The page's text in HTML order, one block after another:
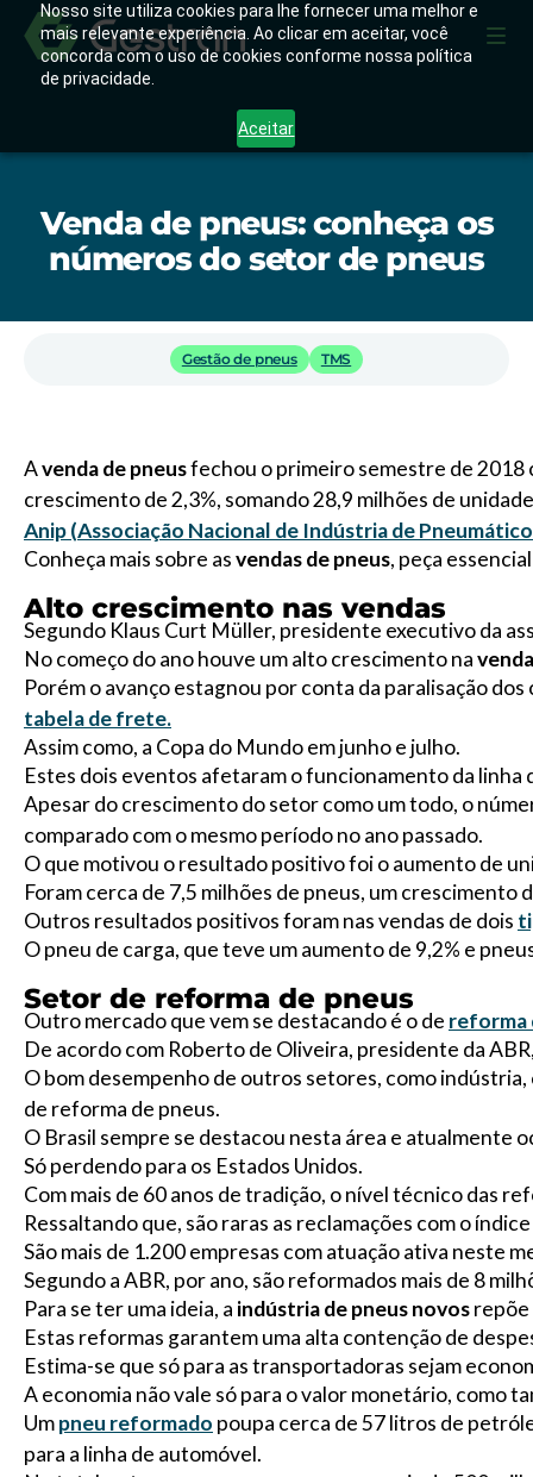
Nosso site utiliza cookies para lhe fornecer uma melhor e
mais relevante experiência. Ao clicar em aceitar, você
concorda com o uso de cookies conforme nossa política
de privacidade.
Aceitar
Venda de pneus: conheça os
números do setor de pneus
Gestão de pneus TMS
Avendade pneusfechou o primeiro semestre de
crescimento de 2,3%, somando 28,9 milhões de
Anip (Associação Nacional de Indústria de
Conheça mais sobre asvendas de pneus, peça
Alto crescimento nas vendas
Segundo Klaus Curt Müller, presidente executivo da
No começo do ano houve um alto crescimento na
Porém o avanço estagnou por conta da paralisação
tabela de frete.
Assim como, a Copa do Mundo em junho e julho.
Estes dois eventos afetaram o funcionamento da linha
Apesar do crescimento do setor como um todo, o
comparado com o mesmo período no ano passado.
O que motivou o resultado positivo foi o aumento de
Foram cerca de 7,5 milhões de pneus, um crescimento
Outros resultados positivos foram nas vendas de dois
O pneu de carga, que teve um aumento de 9,2% e
Setor de reforma de pneus
Outro mercado que vem se destacando é o de reforma
De acordo com Roberto de Oliveira, presidente da
O bom desempenho de outros setores, como
de reforma de pneus.
O Brasil sempre se destacou nesta área e atualmente
Só perdendo para os Estados Unidos.
Com mais de 60 anos de tradição, o nível técnico das
Ressaltando que, são raras as reclamações com o
São mais de 1.200 empresas com atuação ativa neste
Segundo a ABR, por ano, são reformados mais de 8
Para se ter uma ideia, a indústria de pneus novosrepõe
Estas reformas garantem uma alta contenção de
Estima-se que só para as transportadoras sejam
A economia não vale só para o valor monetário, como
Umpneu reformado poupa cerca de 57 litros de
para a linha de automóvel.